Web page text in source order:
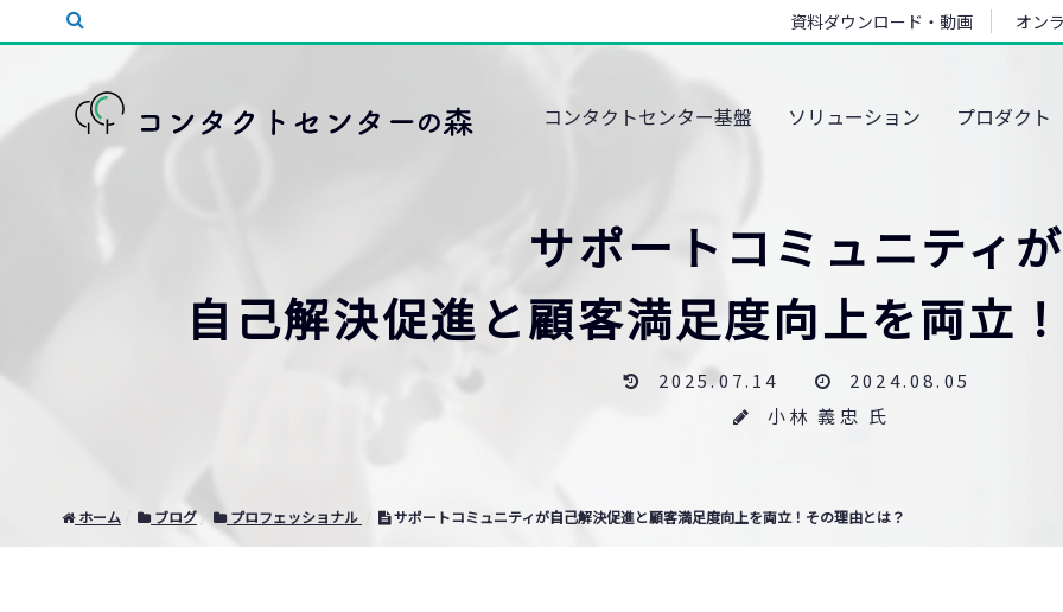
資料ダウンロード・動画 オン
コンタクトセンター基盤 ソリューション プロダクト
サポートコミュニティ
自己解決促進と顧客満足度向上を両立
2025.07.14
2024.08.05
小林 義忠 氏
ホーム ブログ プロフェッショナル サポートコミュニティが自己解決促進と顧客満足度向上を両立！その理由とは？